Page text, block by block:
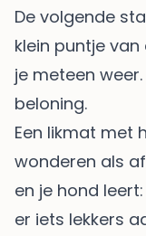
De volgende
klein puntje van
je meteen
beloning.
Een likmat met
wonderen als
en je hond
er iets lekkers